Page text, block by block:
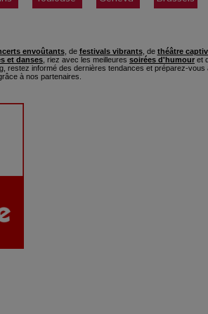
envoûtants, de festivals vibrants, de théâtre
et danses , riez avec les meilleures soirées d'humour et
restez informé des dernières tendances et préparez-vous
à nos partenaires.